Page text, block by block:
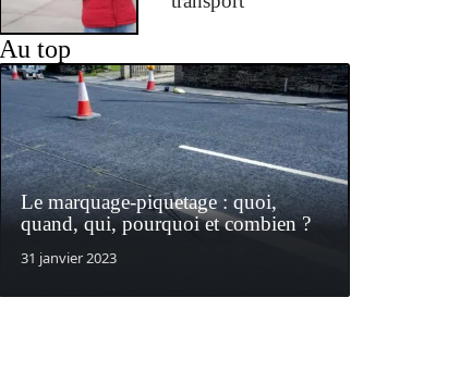
Au top
Le marquage-piquetage : quoi,
quand, qui, pourquoi et combien ?
31 janvier 2023